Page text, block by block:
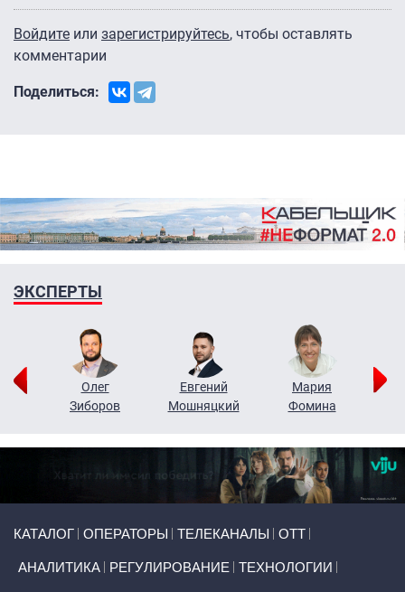
Войдите или зарегистрируйтесь, чтобы оставлять
комментарии
Поделиться:
ЭКСПЕРТЫ
Олег
Зиборов
Евгений
Мошняцкий
Мария
Фомина
КАТАЛОГ ОПЕРАТОРЫ ТЕЛЕКАНАЛЫ ОТТ
АНАЛИТИКА РЕГУЛИРОВАНИЕ ТЕХНОЛОГИИ